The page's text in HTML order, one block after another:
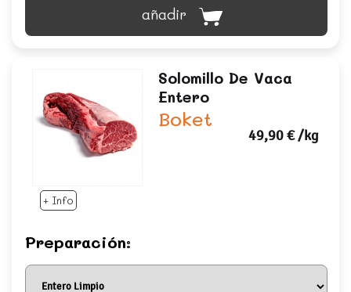
añadir
+ Info
Solomillo De Vaca
Entero
Boket
49,90 €/kg
Preparación: